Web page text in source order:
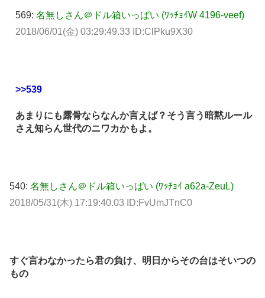
569: 名無しさん＠ドル箱いっぱい (ﾜｯﾁｮｲW 4196-veef)
2018/06/01(金) 03:29:49.33 ID:ClPku9X30
>>539
あまりにも露骨ならなんか言えば？そう言う暗黙ルール
さえ知らん世代のニワカかもよ。
540: 名無しさん＠ドル箱いっぱい (ﾜｯﾁｮｲ a62a-ZeuL)
2018/05/31(木) 17:19:40.03 ID:FvUmJTnC0
すぐ言わなかったら君の負け、明日からその台はそいつの
もの